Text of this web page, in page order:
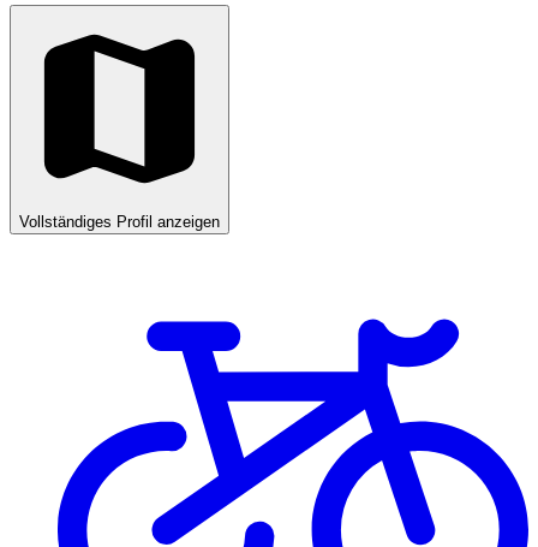
Vollständiges Profil anzeigen